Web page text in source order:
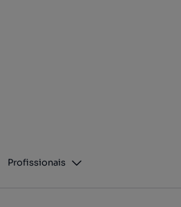
Profissionais